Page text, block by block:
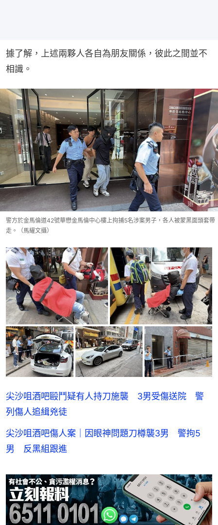
據了解，上述兩夥人各自為朋友關係，彼此之間並不
相識。
警方於金馬倫道42號華懋金馬倫中心樓上拘捕5名涉案男子，各人被蒙黑面頭套帶
走。（馬耀文攝）
尖沙咀酒吧毆鬥疑有人持刀施襲 3男受傷送院 警
列傷人追緝兇徒
尖沙咀酒吧傷人案｜因眼神問題刀樽襲3男 警拘5
男 反黑組跟進